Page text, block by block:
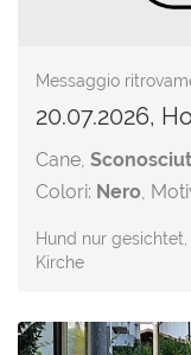
Messaggio
20.07.2026,
Cane,
Colori: Nero,
Hund nur
Kirche